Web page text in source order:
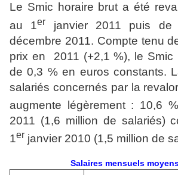
Le Smic horaire brut a été
au 1er janvier 2011 puis
décembre 2011. Compte tenu
prix en 2011 (+2,1 %), le Smic
de 0,3 % en euros constants.
salariés concernés par la
augmente légèrement : 10,6
2011 (1,6 million de salariés)
1er janvier 2010 (1,5 million de
Salaires mensuels